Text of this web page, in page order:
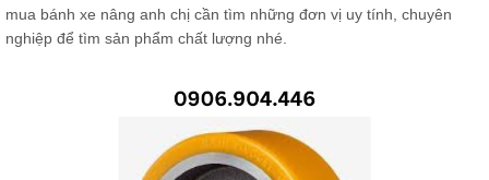
mua bánh xe nâng anh chị cần tìm những đơn vị uy tính, chuyên
nghiệp để tìm sản phẩm chất lượng nhé.